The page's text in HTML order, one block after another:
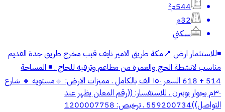
544م²
32م
سكني
◾️للاستثمار ارض 📍مكة طريق الامير نايف قبب مخرج طريق جدة القديم
مناسب لانشطة الحج والعمرة من مطاعم وترفيه للحاج . ◾️ المساحة
514 + 618 السعر ١٥٠ الف بالكامل . مميزات الارض: 🔸مستويه 🔸 شارع
٣٠م بجوار يوتيرن . للاستفسار: ((رقم المعلن يظهر عند
التواصل))559200734 . ترخيص: 1200007758